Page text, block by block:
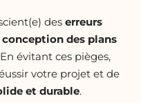
des erreurs
des plans
évitant ces pièges,
votre projet et de
et durable.